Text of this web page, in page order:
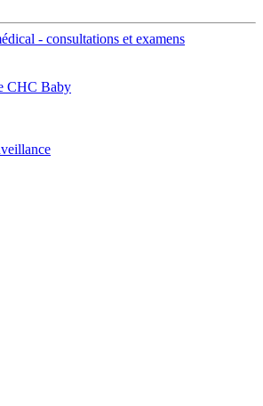
- consultations et examens
CHC Baby